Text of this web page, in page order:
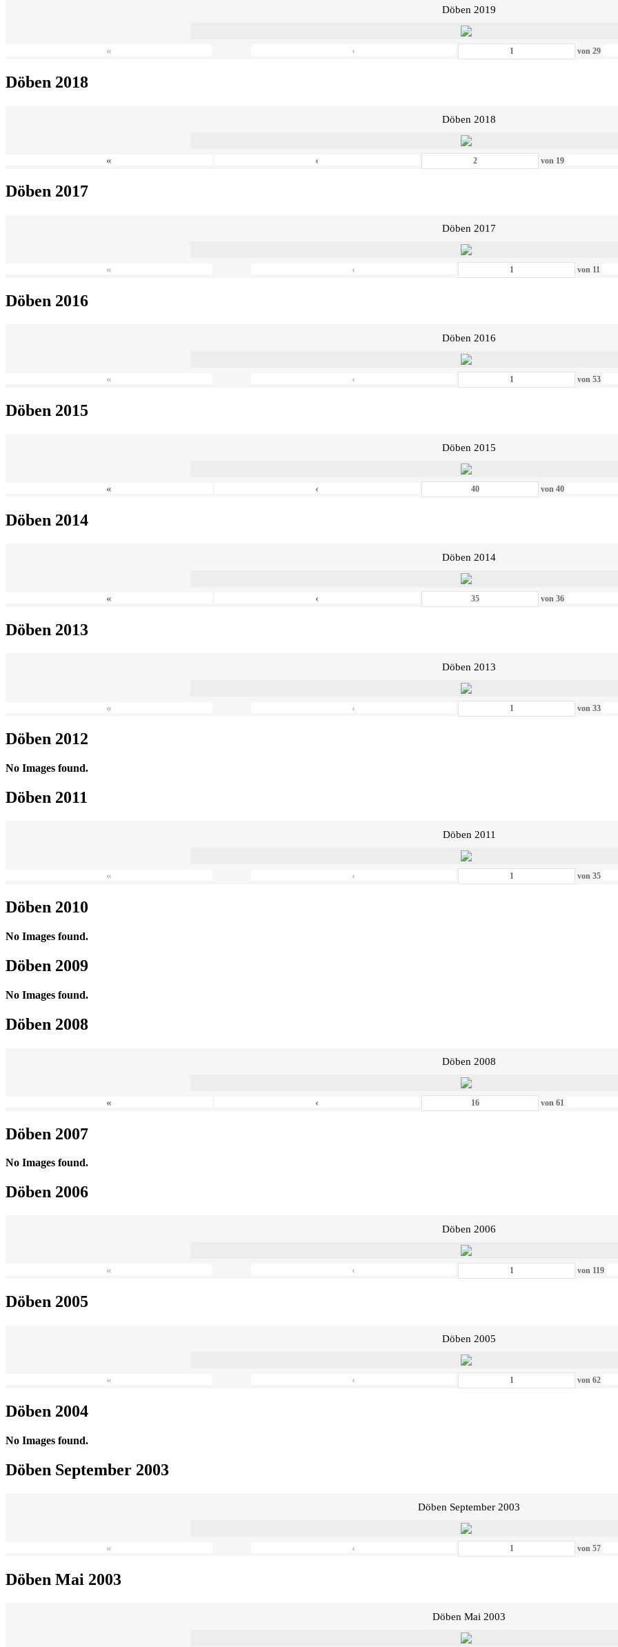
Döben 2019
« ‹ von29
Döben 2018
Döben 2018
« ‹ von 19
Döben 2017
Döben 2017
« ‹ von 11
Döben 2016
Döben 2016
« ‹ von53
Döben 2015
Döben 2015
« ‹ von40
Döben 2014
Döben 2014
« ‹ von36
Döben 2013
Döben 2013
« ‹ von33
Döben 2012
No Images found.
Döben 2011
Döben 2011
« ‹ von35
Döben 2010
No Images found.
Döben 2009
No Images found.
Döben 2008
Döben 2008
« ‹ von61
Döben 2007
No Images found.
Döben 2006
Döben 2006
« ‹ von 119
Döben 2005
Döben 2005
« ‹ von62
Döben 2004
No Images found.
Döben September 2003
Döben September 2003
« ‹ von57
Döben Mai 2003
Döben Mai 2003